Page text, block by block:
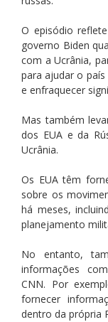
O episódio
governo Biden
com a Ucrânia,
para ajudar o
e enfraquecer
Mas também
dos EUA e da
Ucrânia.
Os EUA têm
sobre os
há meses,
planejamento
No entanto,
informações
CNN. Por
fornecer
dentro da própria